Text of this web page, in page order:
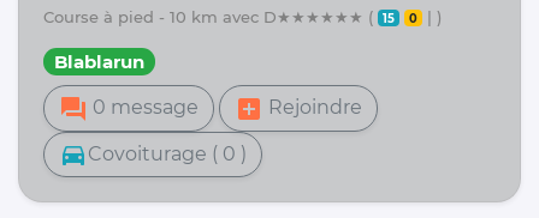
course à pied - 10 km avec D★★★★★★ ( 15 0 | )
Blablarun
forum 0 message add_box Rejoindre
directions_car Covoiturage ( 0 )